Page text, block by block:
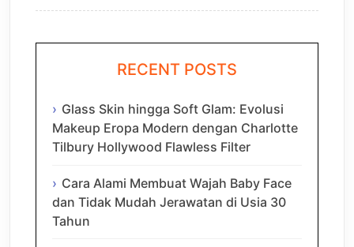
RECENT POSTS
Glass Skin hingga Soft Glam: Evolusi
Makeup Eropa Modern dengan Charlotte
Tilbury Hollywood Flawless Filter
Cara Alami Membuat Wajah Baby Face
dan Tidak Mudah Jerawatan di Usia 30
Tahun